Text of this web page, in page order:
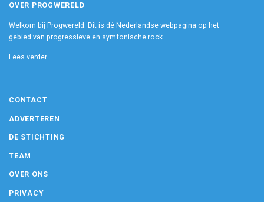
OVER PROGWERELD
Welkom bij Progwereld. Dit is dé Nederlandse webpagina op het
gebied van progressieve en symfonische rock.
Lees verder
CONTACT
ADVERTEREN
DE STICHTING
TEAM
OVER ONS
PRIVACY